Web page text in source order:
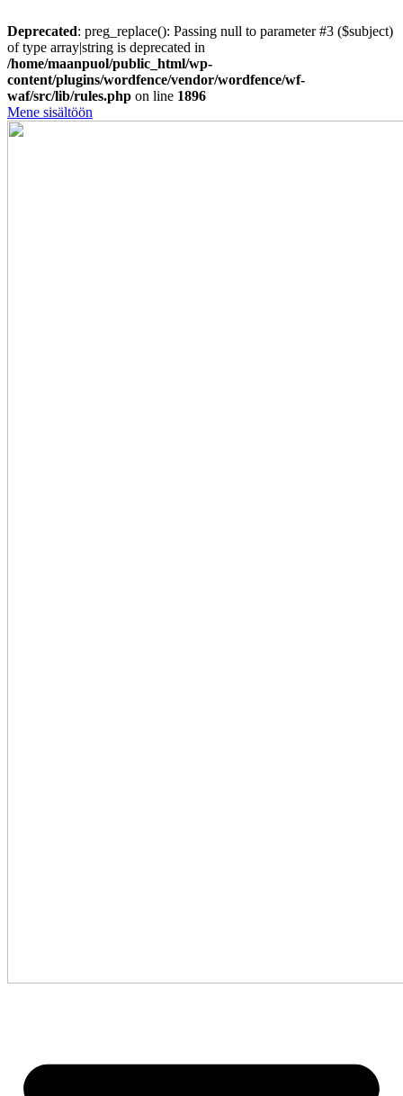
Deprecated: preg_replace(): Passing null to parameter #3 ($subject)
of type array|string is deprecated in
/home/maanpuol/public_html/wp-
content/plugins/wordfence/vendor/wordfence/wf-
waf/src/lib/rules.php on line 1896
Mene sisältöön